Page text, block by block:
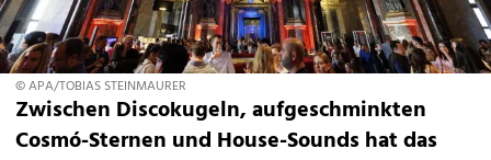
© APA/TOBIAS STEINMAURER
Zwischen Discokugeln, aufgeschminkten
Cosmó-Sternen und House-Sounds hat das